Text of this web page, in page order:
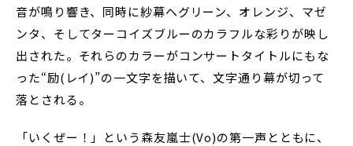
音が鳴り響き、同時に紗幕へグリーン、オレンジ、マゼ
ンタ、そしてターコイズブルーのカラフルな彩りが映し
出された。それらのカラーがコンサートタイトルにもな
った“励(レイ)”の一文字を描いて、文字通り幕が切って
落とされる。
「いくぜー！」という森友嵐士(Vo)の第一声とともに、